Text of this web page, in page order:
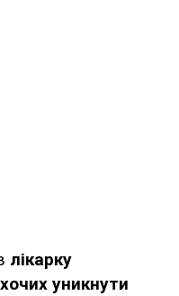
лікарку
уникнути